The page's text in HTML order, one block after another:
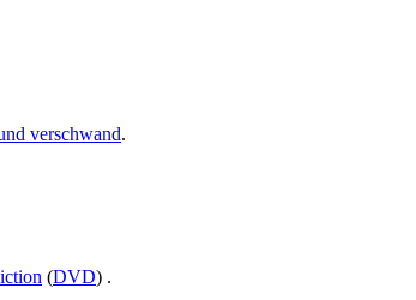
verschwand.
(DVD) .